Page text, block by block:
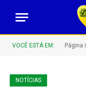
VOCÊ ESTÁ EM: Página
NOTÍCIAS